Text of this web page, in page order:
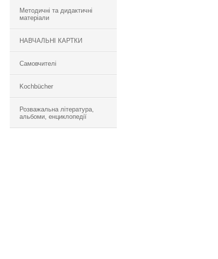
Методичні та дидактичні
матеріали
НАВЧАЛЬНІ КАРТКИ
Самовчителі
Kochbücher
Розважальна література,
альбоми, енциклопедії